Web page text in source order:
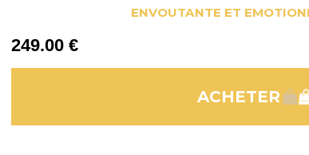
ENVOUTANTE ET
249.00€